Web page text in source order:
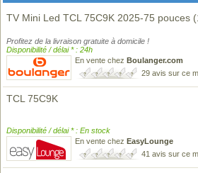
TV Mini Led TCL 75C9K 2025-75 pouces
Profitez de la livraison gratuite à domicile !
Disponibilité / délai * : 24h
En vente chez Boulanger.com
29 avis sur ce
TCL 75C9K
Disponibilité / délai * : En stock
En vente chez EasyLounge
41 avis sur ce